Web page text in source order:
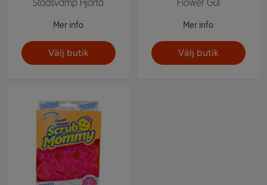
Städsvamp Hjärta
Mer info
Välj butik
Flower Gul
Mer info
Välj butik